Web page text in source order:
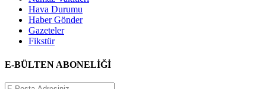
Hava Durumu
Haber Gönder
Gazeteler
Fikstür
E-BÜLTEN ABONELİĞİ